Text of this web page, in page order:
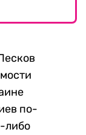
по-
либо